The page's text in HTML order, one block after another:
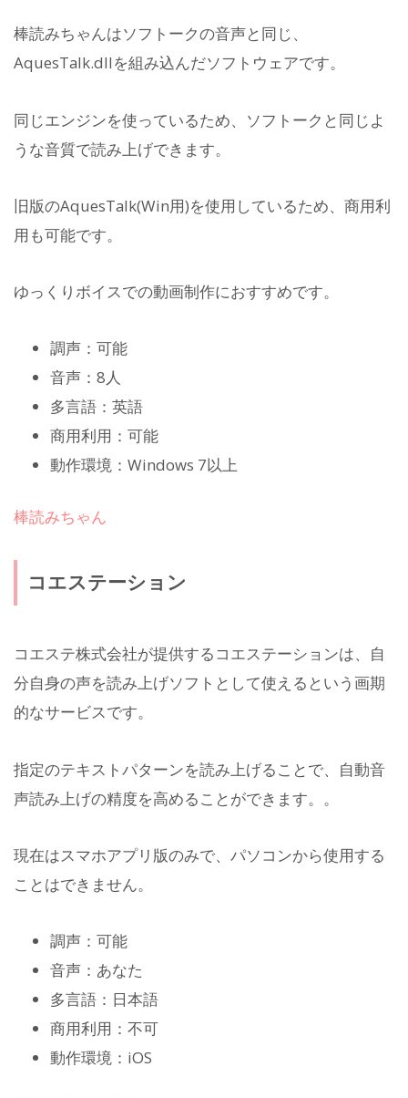
棒読みちゃんはソフトークの音声と同じ、
AquesTalk.dllを組み込んだソフトウェアです。
同じエンジンを使っているため、ソフトークと同じよ
うな音質で読み上げできます。
旧版のAquesTalk(Win用)を使用しているため、商用利
用も可能です。
ゆっくりボイスでの動画制作におすすめです。
調声：可能
音声：8人
多言語：英語
商用利用：可能
動作環境：Windows 7以上
棒読みちゃん
コエステーション
コエステ株式会社が提供するコエステーションは、自
分自身の声を読み上げソフトとして使えるという画期
的なサービスです。
指定のテキストパターンを読み上げることで、自動音
声読み上げの精度を高めることができます。。
現在はスマホアプリ版のみで、パソコンから使用する
ことはできません。
調声：可能
音声：あなた
多言語：日本語
商用利用：不可
動作環境：iOS